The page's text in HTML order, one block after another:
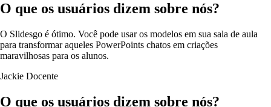
O que os usuários dizem sobre nós?
O Slidesgo é ótimo. Você pode usar os modelos em sua sala de aula
para transformar aqueles PowerPoints chatos em criações
maravilhosas para os alunos.
Jackie Docente
O que os usuários dizem sobre nós?